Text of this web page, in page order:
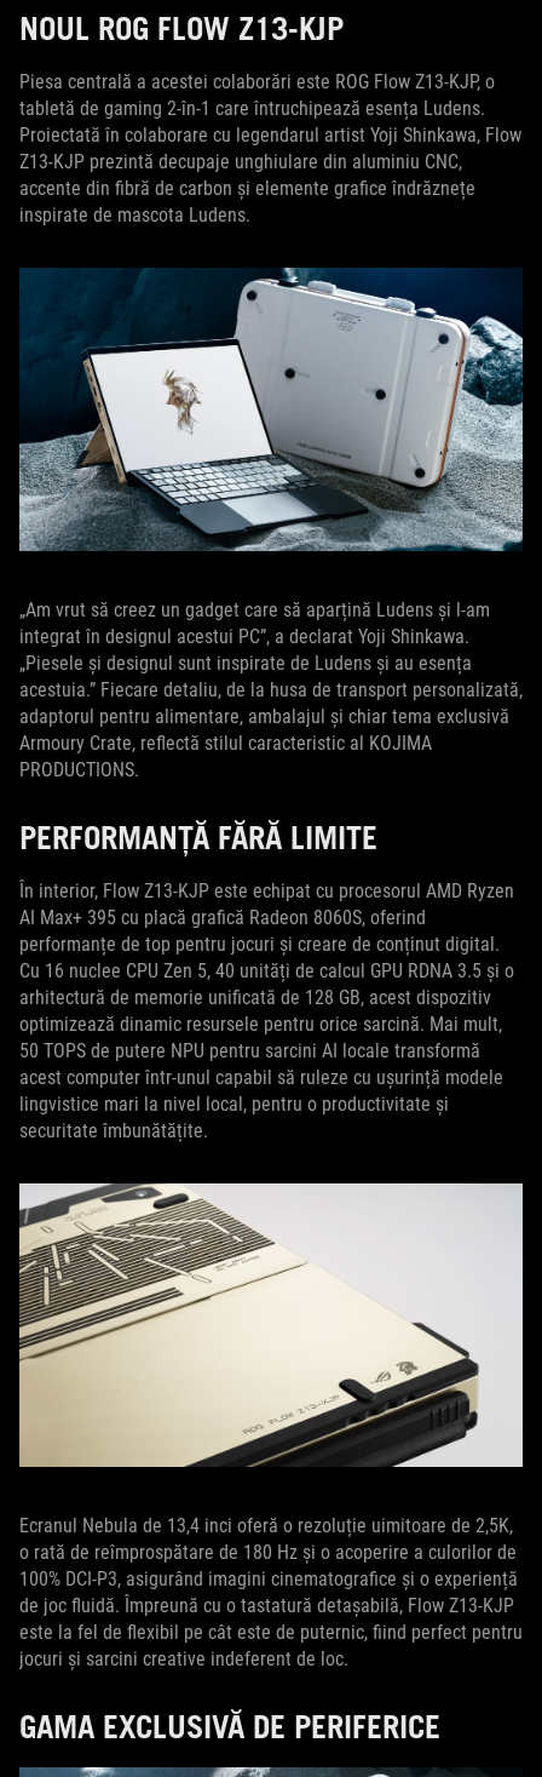
NOUL ROG FLOW Z13-KJP
Piesa centrală a acestei colaborări este ROG Flow Z13-KJP, o
tabletă de gaming 2-în-1 care întruchipează esența Ludens.
Proiectată în colaborare cu legendarul artist Yoji Shinkawa, Flow
Z13-KJP prezintă decupaje unghiulare din aluminiu CNC,
accente din fibră de carbon și elemente grafice îndrăznețe
inspirate de mascota Ludens.
„Am vrut să creez un gadget care să aparțină Ludens și l-am
integrat în designul acestui PC”, a declarat Yoji Shinkawa.
„Piesele și designul sunt inspirate de Ludens și au esența
acestuia.” Fiecare detaliu, de la husa de transport personalizată,
adaptorul pentru alimentare, ambalajul și chiar tema exclusivă
Armoury Crate, reflectă stilul caracteristic al KOJIMA
PRODUCTIONS.
PERFORMANȚĂ FĂRĂ LIMITE
În interior, Flow Z13-KJP este echipat cu procesorul AMD Ryzen
AI Max+ 395 cu placă grafică Radeon 8060S, oferind
performanțe de top pentru jocuri și creare de conținut digital.
Cu 16 nuclee CPU Zen 5, 40 unități de calcul GPU RDNA 3.5 și o
arhitectură de memorie unificată de 128 GB, acest dispozitiv
optimizează dinamic resursele pentru orice sarcină. Mai mult,
50 TOPS de putere NPU pentru sarcini AI locale transformă
acest computer într-unul capabil să ruleze cu ușurință modele
lingvistice mari la nivel local, pentru o productivitate și
securitate îmbunătățite.
Ecranul Nebula de 13,4 inci oferă o rezoluție uimitoare de 2,5K,
o rată de reîmprospătare de 180 Hz și o acoperire a culorilor de
100% DCI-P3, asigurând imagini cinematografice și o experiență
de joc fluidă. Împreună cu o tastatură detașabilă, Flow Z13-KJP
este la fel de flexibil pe cât este de puternic, fiind perfect pentru
jocuri și sarcini creative indeferent de loc.
GAMA EXCLUSIVĂ DE PERIFERICE